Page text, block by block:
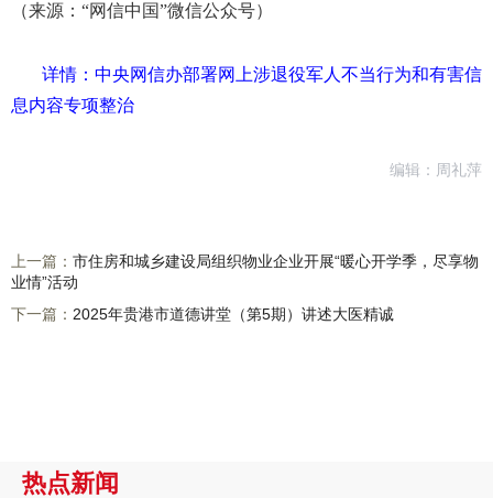
（来源：“网信中国”微信公众号）
详情：中央网信办部署网上涉退役军人不当行为和有害信
息内容专项整治
编辑：周礼萍
上一篇： 市住房和城乡建设局组织物业企业开展“暖心开学季，尽享物
业情”活动
下一篇： 2025年贵港市道德讲堂（第5期）讲述大医精诚
热点新闻